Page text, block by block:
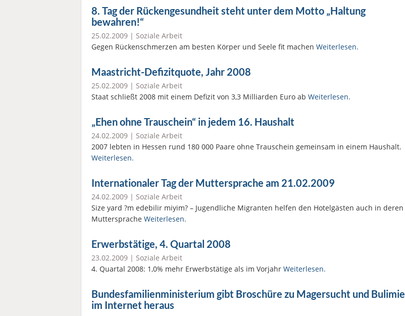
8. Tag der Rückengesundheit steht unter dem Motto „Haltung
bewahren!“
25.02.2009 | Soziale Arbeit
Gegen Rückenschmerzen am besten Körper und Seele fit machen Weiterlesen.
Maastricht-Defizitquote, Jahr 2008
25.02.2009 | Soziale Arbeit
Staat schließt 2008 mit einem Defizit von 3,3 Milliarden Euro ab Weiterlesen.
„Ehen ohne Trauschein“ in jedem 16. Haushalt
24.02.2009 | Soziale Arbeit
2007 lebten in Hessen rund 180 000 Paare ohne Trauschein gemeinsam in einem Haushalt.
Weiterlesen.
Internationaler Tag der Muttersprache am 21.02.2009
24.02.2009 | Soziale Arbeit
Size yard ?m edebilir miyim? – Jugendliche Migranten helfen den Hotelgästen auch in deren
Muttersprache Weiterlesen.
Erwerbstätige, 4. Quartal 2008
23.02.2009 | Soziale Arbeit
4. Quartal 2008: 1,0% mehr Erwerbstätige als im Vorjahr Weiterlesen.
Bundesfamilienministerium gibt Broschüre zu Magersucht und Bulimie
im Internet heraus